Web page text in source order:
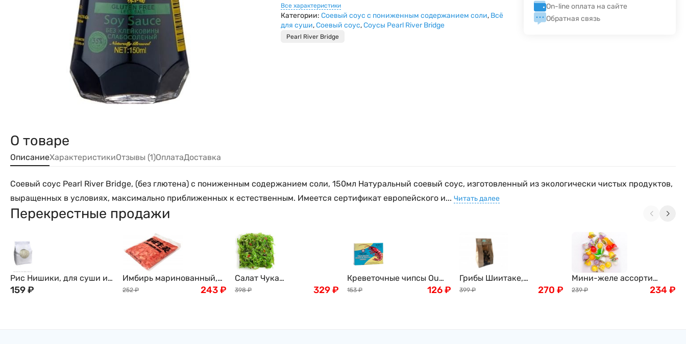
Все характеристики
Категории: Соевый соус с пониженным содержанием соли, Всё
для суши,Соевый соус,Соусы Pearl River Bridge
Pearl River Bridge
On-line оплата на сайте
Обратная связь
О товаре
ОписаниеХарактеристикиОтзывы (1)ОплатаДоставка
Соевый соус Pearl River Bridge, (без глютена) с пониженным содержанием соли, 150мл Натуральный соевый соус, изготовленный из экологически чистых продуктов,
выращенных в условиях, максимально приближенных к естественным. Имеется сертификат европейского и... Читать далее
Перекрестные продажи
Рис Нишики, для суши и
роллов, 1кг
159₽
Имбирь маринованный,
розовый, 1кг
252 ₽ 243₽
Салат Чука
(замороженный) , 1кг
398 ₽ 329₽
Креветочные чипсы Ou
Jiang, 227г
153 ₽ 126₽
Грибы Шиитаке,
древесные, 100г
399 ₽ 270 ₽
Мини-желе ассорти
тропических вкусов New
239 ₽ 234₽